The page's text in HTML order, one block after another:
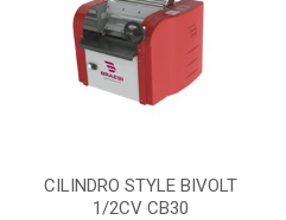
CILINDRO STYLE BIVOLT
1/2CV CB30